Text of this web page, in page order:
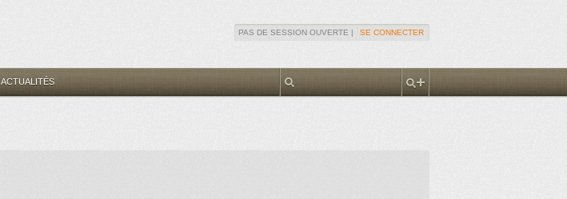
PAS DE SESSION OUVERTE | SE CONNECTER
ACTUALITÉS